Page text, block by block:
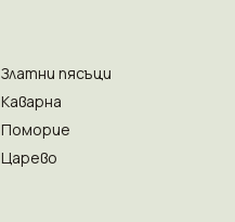
Златни пясъци
Каварна
Поморие
Царево